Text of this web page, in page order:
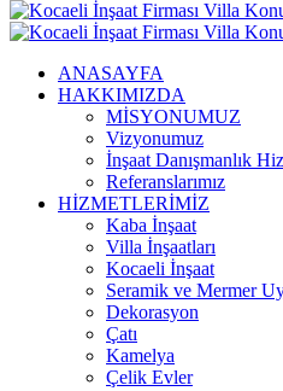
ANASAYFA
HAKKIMIZDA
MİSYONUMUZ
Vizyonumuz
İnşaat Danışmanlık
Referanslarımız
HİZMETLERİMİZ
Kaba İnşaat
Villa İnşaatları
Kocaeli İnşaat
Seramik ve Mermer
Dekorasyon
Çatı
Kamelya
Çelik Evler